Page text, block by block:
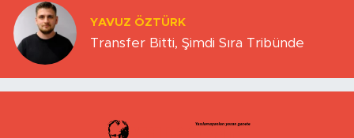
YAVUZ ÖZTÜRK
Transfer Bitti, Şimdi Sıra Tribünde